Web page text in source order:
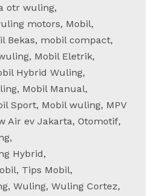
otr wuling,
motors, Mobil,
Bekas, mobil compact,
, Mobil Eletrik,
Hybrid Wuling,
, Mobil Manual,
Sport, Mobil wuling, MPV
Air ev Jakarta, Otomotif,
,
Hybrid,
, Tips Mobil,
, Wuling, Wuling Cortez,